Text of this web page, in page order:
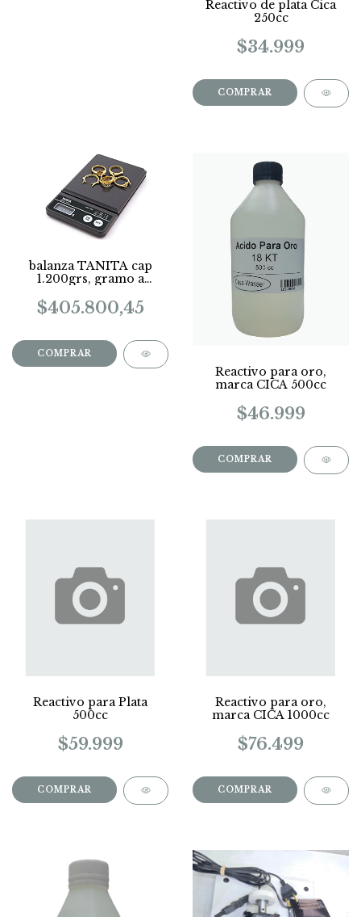
Reactivo de plata Cica
250cc
$34.999
balanza TANITA cap
1.200grs, gramo a
$405.800,45
Reactivo para oro,
marca CICA 500cc
$46.999
Reactivo para Plata
500cc
$59.999
Reactivo para oro,
marca CICA 1000cc
$76.499